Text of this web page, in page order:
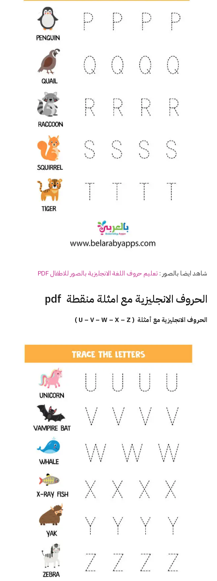
شاهد ايضا بالصور : تعليم حروف اللغة الانجليزية بالصور للاطفال PDF
الحروف الانجليزية مع امثلة منقطة pdf
الحروف الانجليزية مع أمثلة ( U – V – W – X – Z )